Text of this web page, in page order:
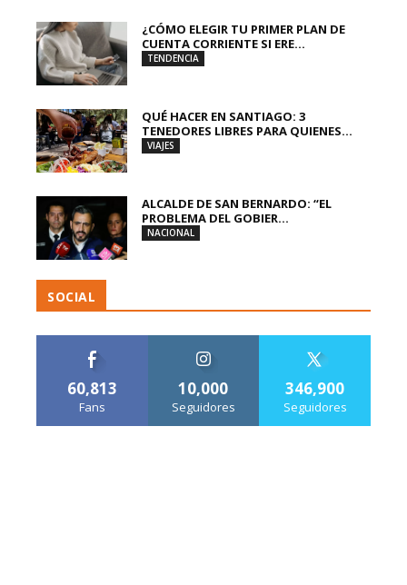
¿CÓMO ELEGIR TU PRIMER PLAN DE
CUENTA CORRIENTE SI ERE...
TENDENCIA
QUÉ HACER EN SANTIAGO: 3
TENEDORES LIBRES PARA QUIENES...
VIAJES
ALCALDE DE SAN BERNARDO: “EL
PROBLEMA DEL GOBIER...
NACIONAL
SOCIAL
60,813
Fans
10,000
Seguidores
346,900
Seguidores